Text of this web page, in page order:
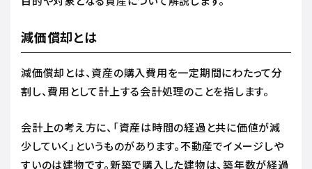
減価償却とは
減価償却とは、資産の購入費用を一定期間にわたって分
割し、費用として計上する会計処理のことを指します。
会計上の考え方に、「資産は時間の経過と共に価値が減
少していく」というものがあります。不動産でイメージしや
すいのは建物です。新築で購入した建物は、築年数が経過